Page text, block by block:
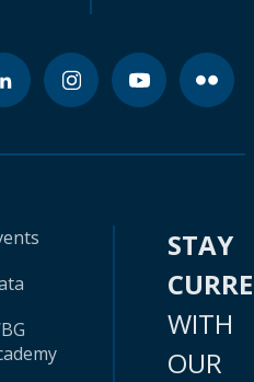
STAY
WITH
OUR